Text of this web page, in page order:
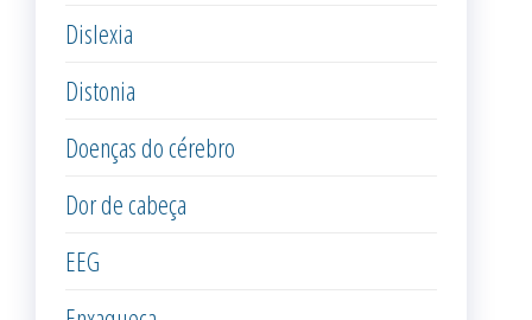
Dislexia
Distonia
Doenças do cérebro
Dor de cabeça
EEG